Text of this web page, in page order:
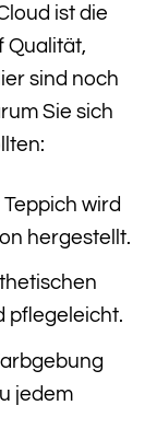
ist die
Qualität,
sind noch
Sie sich
wird
hergestellt.
pflegeleicht.
jedem